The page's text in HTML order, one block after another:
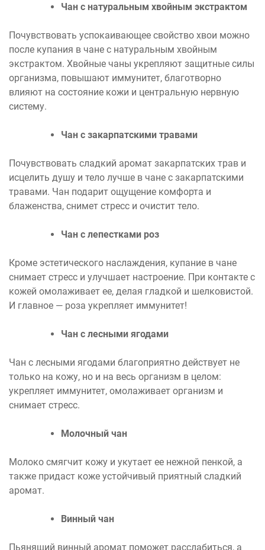
Чан с натуральным хвойным экстрактом
Почувствовать успокаивающее свойство хвои можно
после купания в чане с натуральным хвойным
экстрактом. Хвойные чаны укрепляют защитные силы
организма, повышают иммунитет, благотворно
влияют на состояние кожи и центральную нервную
систему.
Чан с закарпатскими травами
Почувствовать сладкий аромат закарпатских трав и
исцелить душу и тело лучше в чане с закарпатскими
травами. Чан подарит ощущение комфорта и
блаженства, снимет стресс и очистит тело.
Чан с лепестками роз
Кроме эстетического наслаждения, купание в чане
снимает стресс и улучшает настроение. При контакте с
кожей омолаживает ее, делая гладкой и шелковистой.
И главное — роза укрепляет иммунитет!
Чан с лесными ягодами
Чан с лесными ягодами благоприятно действует не
только на кожу, но и на весь организм в целом:
укрепляет иммунитет, омолаживает организм и
снимает стресс.
Молочный чан
Молоко смягчит кожу и укутает ее нежной пенкой, а
также придаст коже устойчивый приятный сладкий
аромат.
Винный чан
Пьянящий винный аромат поможет расслабиться, а